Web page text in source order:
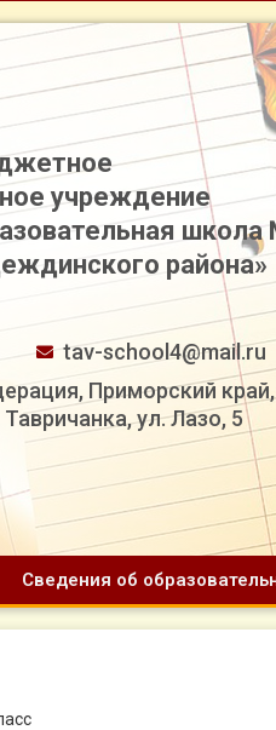
учреждение
района»
tav-school4@mail.ru
Приморский край,
ул. Лазо, 5
Сведения об